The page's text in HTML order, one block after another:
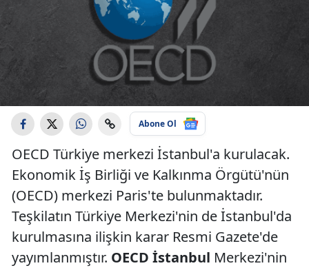
Abone Ol
OECD Türkiye merkezi İstanbul'a kurulacak.
Ekonomik İş Birliği ve Kalkınma Örgütü'nün
(OECD) merkezi Paris'te bulunmaktadır.
Teşkilatın Türkiye Merkezi'nin de İstanbul'da
kurulmasına ilişkin karar Resmi Gazete'de
yayımlanmıştır. OECD İstanbul Merkezi'nin